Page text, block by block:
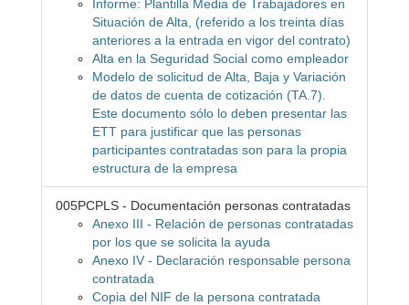
Informe: Plantilla Media de Trabajadores en
Situación de Alta, (referido a los treinta días
anteriores a la entrada en vigor del contrato)
Alta en la Seguridad Social como empleador
Modelo de solicitud de Alta, Baja y Variación
de datos de cuenta de cotización (TA.7).
Este documento sólo lo deben presentar las
ETT para justificar que las personas
participantes contratadas son para la propia
estructura de la empresa
005PCPLS - Documentación personas contratadas
Anexo III - Relación de personas contratadas
por los que se solicita la ayuda
Anexo IV - Declaración responsable persona
contratada
Copia del NIF de la persona contratada